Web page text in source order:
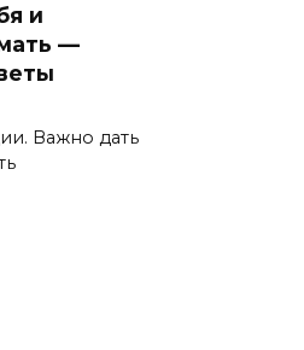
и
—
Важно дать